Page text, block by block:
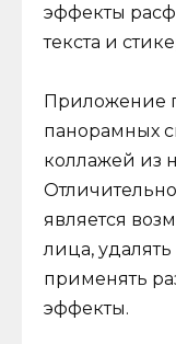
эффекты
текста и
Приложение
панорамных
коллажей из
является
лица,
применять
эффекты.